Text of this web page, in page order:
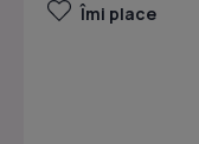
Îmi place